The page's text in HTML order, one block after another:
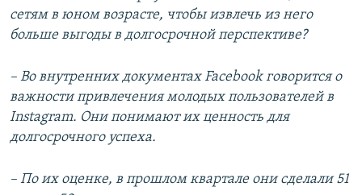
сетям в юном возрасте, чтобы извлечь из него
больше выгоды в долгосрочной перспективе?
– Во внутренних документахFacebook говорится о
важности привлечения молодых пользователей в
Instagram. Они понимают их ценность для
долгосрочного успеха.
– По их оценке, в прошлом квартале они сделали 51